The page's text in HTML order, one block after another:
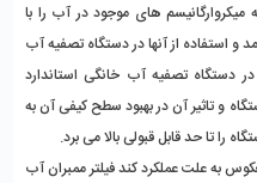
میکروارگانیسم های موجود در آب را با
دستگاه تصفیه آب
دستگاه تصفیه آب خانگی استاندارد
و تاثیر آن در بهبود سطح کیفی آن به
را تا حد قابل قبولی بالا می برد.
به علت عملکرد کندفیلتر ممبران آب